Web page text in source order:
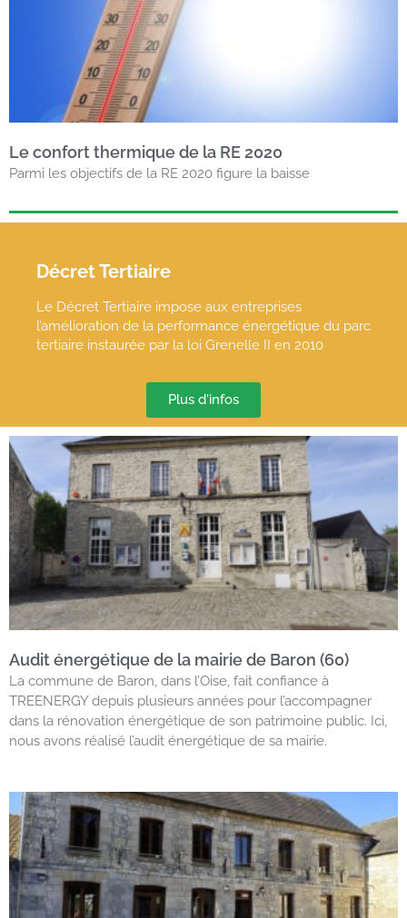
Le confort thermique de la RE 2020
Parmi les objectifs de la RE 2020 figure la baisse
Décret Tertiaire
Le Décret Tertiaire impose aux entreprises
l’amélioration de la performance énergétique du parc
tertiaire instaurée par la loi Grenelle II en 2010
Plus d'infos
Audit énergétique de la mairie de Baron (60)
La commune de Baron, dans l’Oise, fait confiance à
TREENERGY depuis plusieurs années pour l’accompagner
dans la rénovation énergétique de son patrimoine public. Ici,
nous avons réalisé l’audit énergétique de sa mairie.